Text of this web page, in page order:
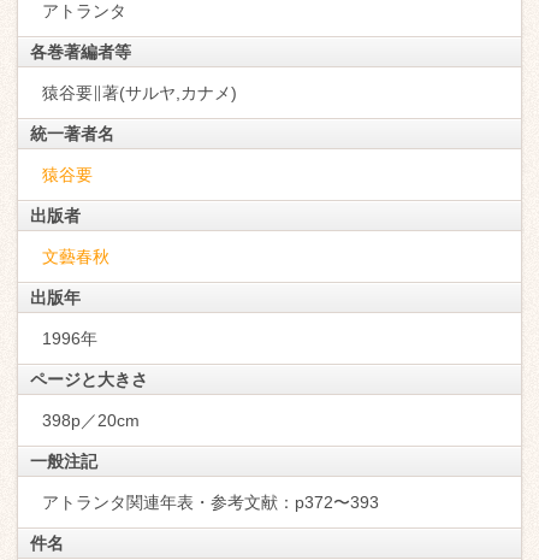
アトランタ
各巻著編者等
猿谷要∥著(サルヤ,カナメ)
統一著者名
猿谷要
出版者
文藝春秋
出版年
1996年
ページと大きさ
398p／20cm
一般注記
アトランタ関連年表・参考文献：p372〜393
件名